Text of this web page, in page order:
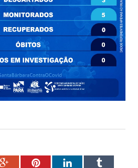
Google+PinterestLinkedInTumblr